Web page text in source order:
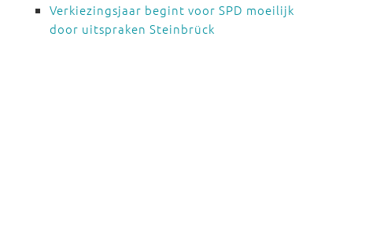
Verkiezingsjaar begint voor SPD moeilijk
door uitspraken Steinbrück